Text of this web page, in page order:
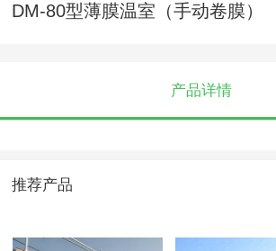
DM-80型薄膜温室（手动卷膜）
产品详情
推荐产品